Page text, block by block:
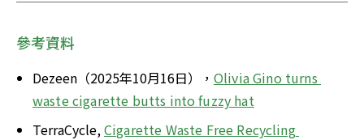
參考資料
Dezeen（2025年10月16日）， Olivia Gino turns
waste cigarette butts into fuzzy hat
TerraCycle, Cigarette Waste Free Recycling